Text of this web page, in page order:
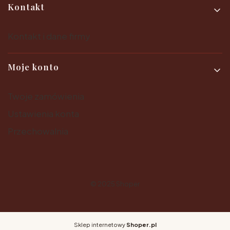
Kontakt
Moje konto
Sklep internetowy Shoper.pl